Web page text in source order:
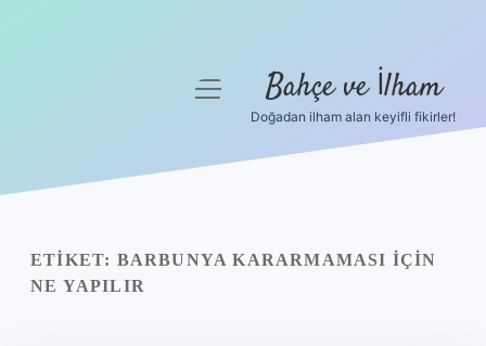
Yasal Uyarı
menüyü
Bahçe ve İlham
Doğadan ilham alan keyifli fikirler!
ETIKET: BARBUNYA KARARMAMASI IÇIN
NE YAPILIR